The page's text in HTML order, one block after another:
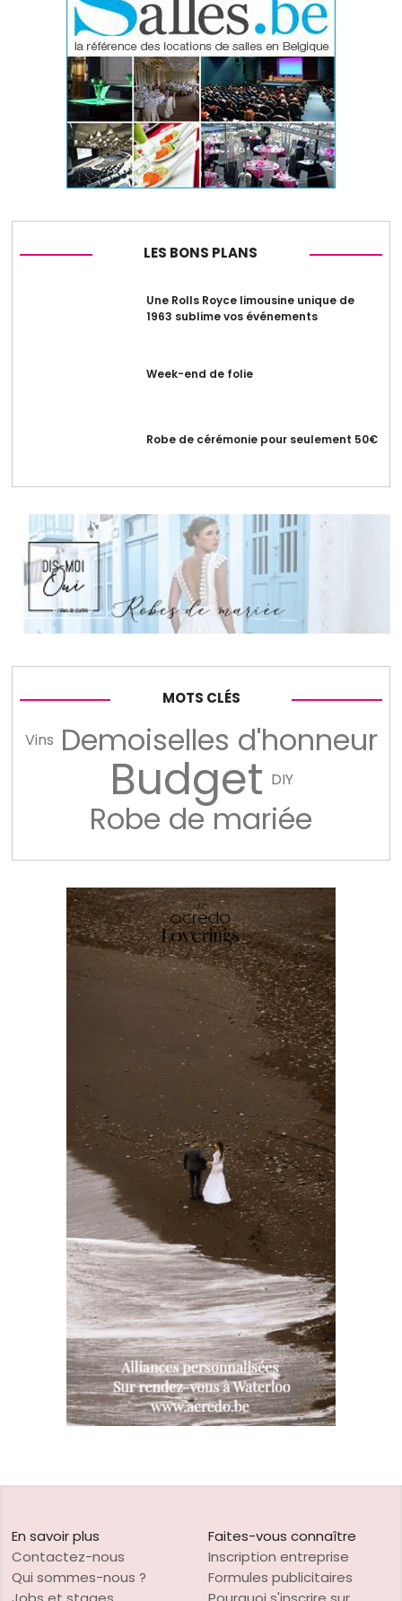
LES BONS PLANS
Une Rolls Royce limousine unique de
1963 sublime vos événements
Week-end de folie
Robe de cérémonie pour seulement 50€
MOTS CLÉS
Vins Demoiselles d'honneur
Budget DIY
Robe de mariée
En savoir plus
Contactez-nous
Qui sommes-nous ?
Faites-vous connaître
Inscription entreprise
Formules publicitaires